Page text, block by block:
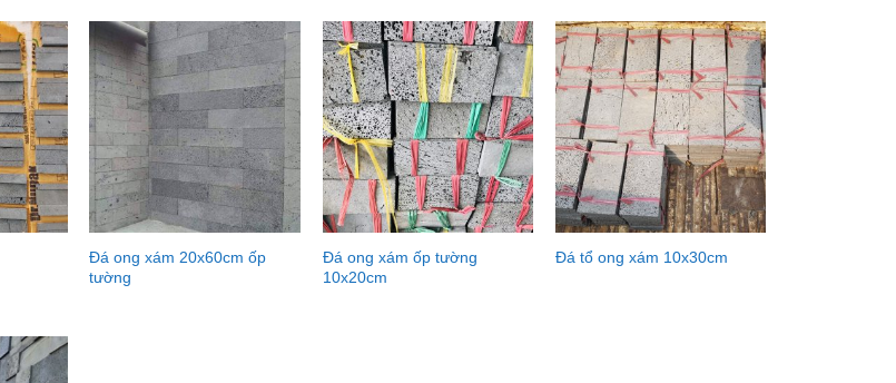
Đá ong xám 20x60cm ốp
tường
Đá ong xám ốp tường
10x20cm
Đá tổ ong xám 10x30cm